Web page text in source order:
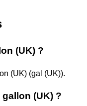
(UK) ?
(UK) (gal (UK)).
(UK) ?